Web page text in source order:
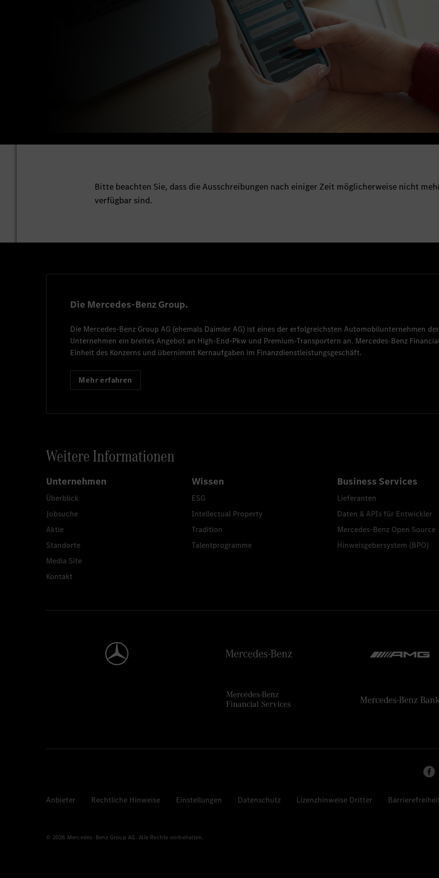
Bitte beachten Sie, dass die Ausschreibungen nach einiger Zeit möglicherweise nicht
verfügbar sind.
Die Mercedes-Benz Group.
Die Mercedes-Benz Group AG (ehemals Daimler AG) ist eines der erfolgreichsten Automobilunternehmen
Unternehmen ein breites Angebot an High-End-Pkw und Premium-Transportern an. Mercedes-Benz
Einheit des Konzerns und übernimmt Kernaufgaben im Finanzdienstleistungsgeschäft.
Mehr erfahren
Weitere Informationen
Unternehmen
Überblick
Jobsuche
Aktie
Standorte
Media Site
Kontakt
Wissen
ESG
Intellectual Property
Tradition
Talentprogramme
Business Services
Lieferanten
Daten & APIs für Entwickler
Mercedes-Benz Open Source
Hinweisgebersystem (BPO)
Anbieter Rechtliche Hinweise Einstellungen Datenschutz Lizenzhinweise Dritter
© 2026 Mercedes-Benz Group AG. Alle Rechte vorbehalten.